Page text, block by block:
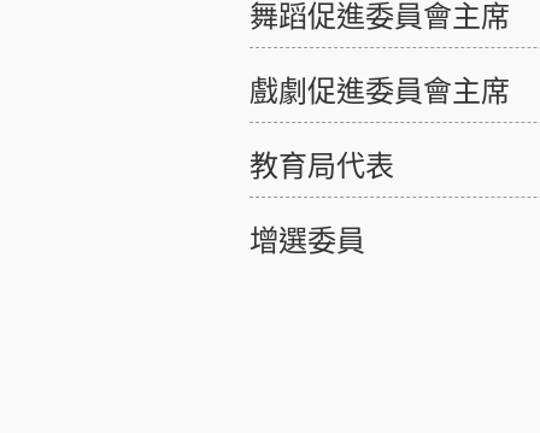
舞蹈促進委員會主席
戲劇促進委員會主席
教育局代表
增選委員